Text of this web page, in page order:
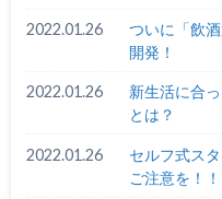
2022.01.26
ついに「飲
開発！
2022.01.26
新生活に合
とは？
2022.01.26
セルフ式ス
ご注意を！！